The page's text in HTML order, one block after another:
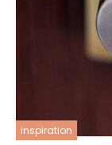
inspiration